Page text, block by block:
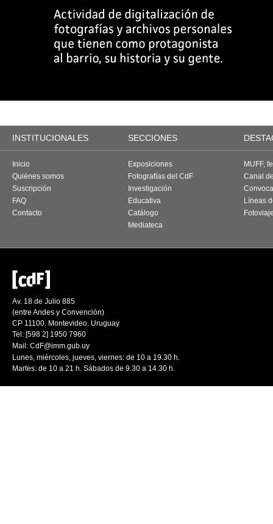
INSTITUCIONALES SECCIONES
Inicio
Quiénes somos
Suscripción
FAQ
Contacto
Exposiciones
Fotografías del CdF
Investigación
Educativa
Catálogo
Mediateca
MUFF,
Canal
Líneas
Av. 18 de Julio 885
(entre Andes y Convención)
CP 11100. Montevideo. Uruguay
Tel: [598 2] 1950 7960
Mail: CdF@imm.gub.uy
Lunes, miércoles, jueves, viernes: de 10 a 19.30 h.
Martes: de 10 a 21 h. Sábados de 9.30 a 14.30 h.